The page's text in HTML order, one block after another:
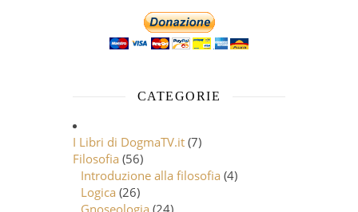
CATEGORIE
I Libri di DogmaTV.it (7)
Filosofia (56)
Introduzione alla filosofia (4)
Logica (26)
Gnoseologia (24)